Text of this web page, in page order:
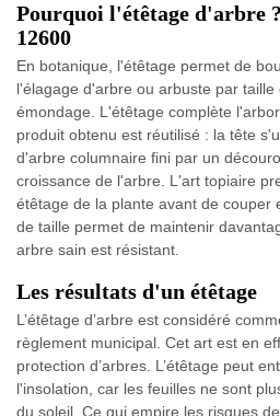
Pourquoi l'étêtage d'arbre
12600
En botanique, l'étêtage permet de
l'élagage d'arbre ou arbuste par
émondage. L'étêtage complète
produit obtenu est réutilisé : la tête
d'arbre columnaire fini par un
croissance de l'arbre. L'art topiaire
étêtage de la plante avant de couper
de taille permet de maintenir
arbre sain est résistant.
Les résultats d'un étêtage
L’étêtage d’arbre est considéré
règlement municipal. Cet art est en
protection d’arbres. L’étêtage peut
l'insolation, car les feuilles ne sont
du soleil. Ce qui empire les risques